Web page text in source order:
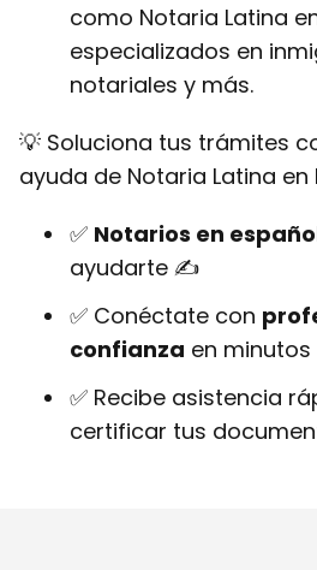
como Notaria Latina
especializados en
notariales y más.
💡 Soluciona tus trámites
ayuda de Notaria Latina en
✅ Notarios en
ayudarte ✍
✅ Conéctate con
confianza en minutos
✅ Recibe asistencia
certificar tus